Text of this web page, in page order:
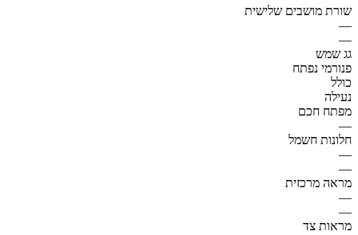
שורת מושבים שלישית
—
—
גג שמש
פנורמי נפתח
כולל
נעילה
מפתח חכם
—
חלונות חשמל
—
—
מראה מרכזית
—
—
מראות צד